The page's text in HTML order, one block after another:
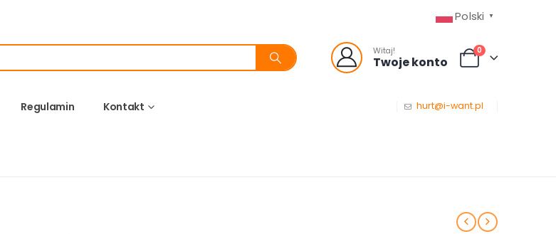
Polski ▼
Witaj!
Twoje konto
0
Regulamin Kontakt hurt@i-want.pl